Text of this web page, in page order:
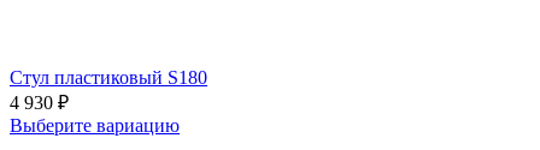
Стул пластиковый S180
4 930 ₽
Выберите вариацию